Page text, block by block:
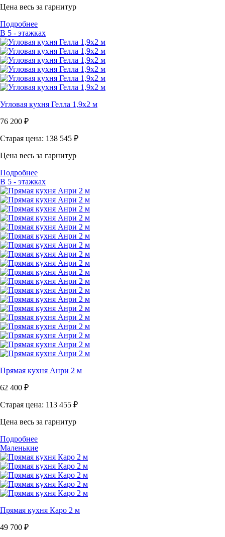
Цена весь за гарнитур
Подробнее
В 5 - этажках
Угловая кухня Гелла 1,9х2 м
76 200 ₽
Старая цена: 138 545 ₽
Цена весь за гарнитур
Подробнее
В 5 - этажках
Прямая кухня Анри 2 м
62 400 ₽
Старая цена: 113 455 ₽
Цена весь за гарнитур
Подробнее
Маленькие
Прямая кухня Каро 2 м
49 700 ₽